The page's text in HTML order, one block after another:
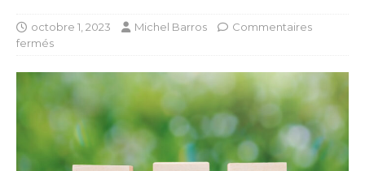
octobre 1, 2023 Michel Barros
Commentaires
fermés